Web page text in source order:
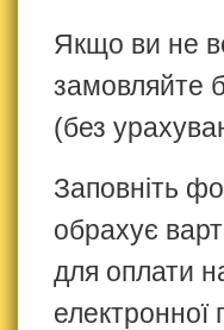
Якщо ви не
замовляйте
(без
Заповніть
обрахує
для оплати
електронної